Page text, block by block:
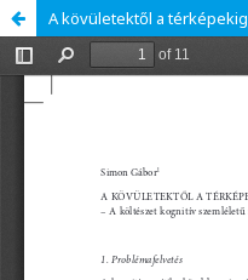
A kövületektől a térképekig